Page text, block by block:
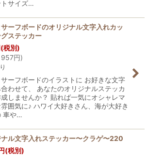
トサイズ…
ーフボードのオリジナル文字入れカッ
ステッカー
(税別)
957円)
ーフボードのイラストに お好きな文字
わせて、 あなたのオリジナルステッカ
しませんか？ 貼れば一気にオシャレマ
雰囲気に♪ ハワイ大好きさん、海が大好き
車や…
ル文字入れステッカー〜クラゲ〜220
(税別)